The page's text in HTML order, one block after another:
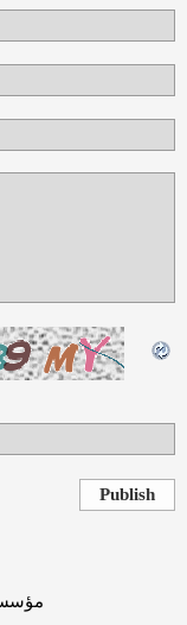
Publish